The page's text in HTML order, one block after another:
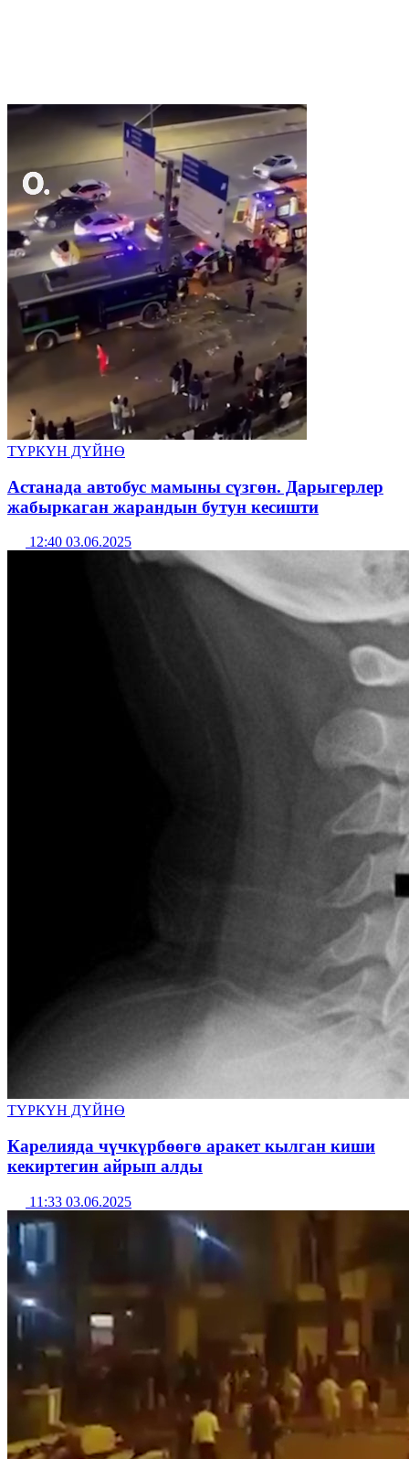
ТҮРКҮН ДҮЙНӨ
Астанада автобус мамыны сүзгөн. Дарыгерлер
жабыркаган жарандын бутун кесишти
12:40 03.06.2025
ТҮРКҮН ДҮЙНӨ
Карелияда чүчкүрбөөгө аракет кылган киши
кекиртегин айрып алды
11:33 03.06.2025